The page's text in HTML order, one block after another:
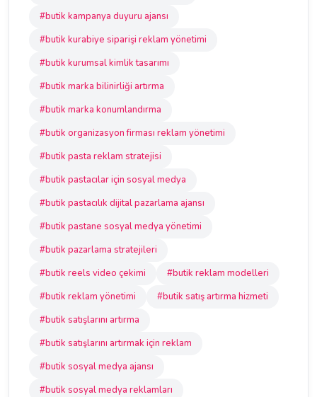
#butik kampanya duyuru ajansı
#butik kurabiye siparişi reklam yönetimi
#butik kurumsal kimlik tasarımı
#butik marka bilinirliği artırma
#butik marka konumlandırma
#butik organizasyon firması reklam yönetimi
#butik pasta reklam stratejisi
#butik pastacılar için sosyal medya
#butik pastacılık dijital pazarlama ajansı
#butik pastane sosyal medya yönetimi
#butik pazarlama stratejileri
#butik reels video çekimi
#butik reklam modelleri
#butik reklam yönetimi
#butik satış artırma hizmeti
#butik satışlarını artırma
#butik satışlarını artırmak için reklam
#butik sosyal medya ajansı
#butik sosyal medya reklamları